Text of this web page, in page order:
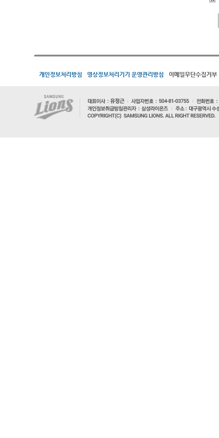
개인정보처리방침 영상정보처리기기 운영관리방침 이메일무단수집거부